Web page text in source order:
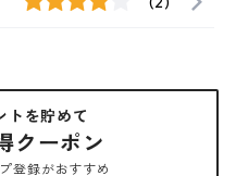
トを貯めて
クーポン
登録がおすすめ